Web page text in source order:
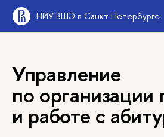
НИУ ВШЭ в Санкт-Петербурге
Управление
по организации
и работе с